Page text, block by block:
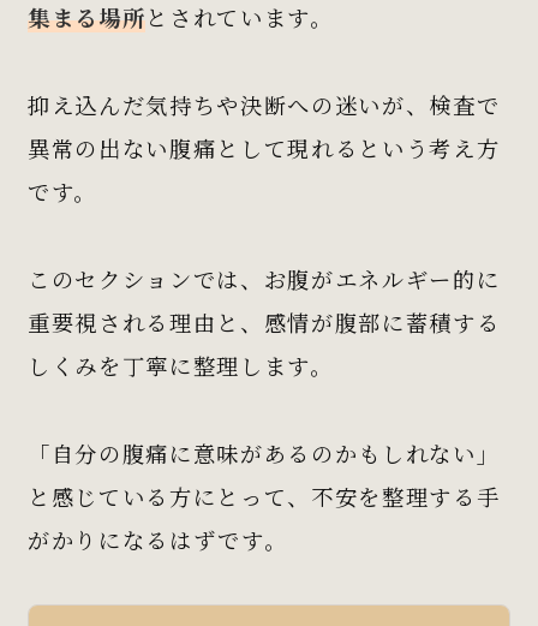
集まる場所とされています。
抑え込んだ気持ちや決断への迷いが、検査で
異常の出ない腹痛として現れるという考え方
です。
このセクションでは、お腹がエネルギー的に
重要視される理由と、感情が腹部に蓄積する
しくみを丁寧に整理します。
「自分の腹痛に意味があるのかもしれない」
と感じている方にとって、不安を整理する手
がかりになるはずです。